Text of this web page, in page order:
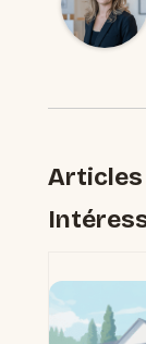
Articles